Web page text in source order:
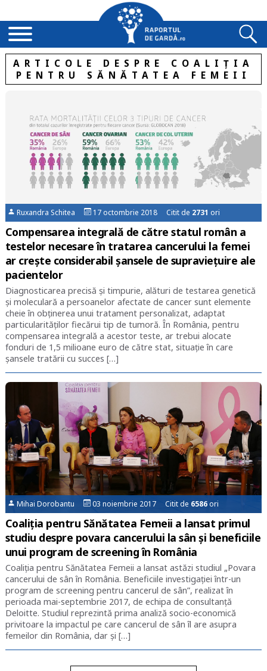
ARTICOLE DESPRE COALIȚIA
PENTRU SĂNĂTATEA FEMEII
Ruxandra Schitea 17 octombrie 2018 Citit de 2731 ori
Compensarea integrală de către statul român a
testelor necesare în tratarea cancerului la femei
ar crește considerabil șansele de supraviețuire ale
pacientelor
Diagnosticarea precisă și timpurie, alături de testarea genetică
și moleculară a persoanelor afectate de cancer sunt elemente
cheie în obținerea unui tratament personalizat, adaptat
particularităților fiecărui tip de tumoră. În România, pentru
compensarea integrală a acestor teste, ar trebui alocate
fonduri de 1,5 milioane euro de către stat, situație în care
șansele tratării cu succes […]
Mihai Dorobantu 03 noiembrie 2017 Citit de 6586ori
Coaliția pentru Sănătatea Femeii a lansat primul
studiu despre povara cancerului la sân și beneficiile
unui program de screening în România
Coaliția pentru Sănătatea Femeii a lansat astăzi studiul „Povara
cancerului de sân în România. Beneficiile investigației într-un
program de screening pentru cancerul de sân”, realizat în
perioada mai-septembrie 2017, de echipa de consultanță
Deloitte. Studiul reprezintă prima analiză socio-economică
privitoare la impactul pe care cancerul de sân îl are asupra
femeilor din România, dar și […]